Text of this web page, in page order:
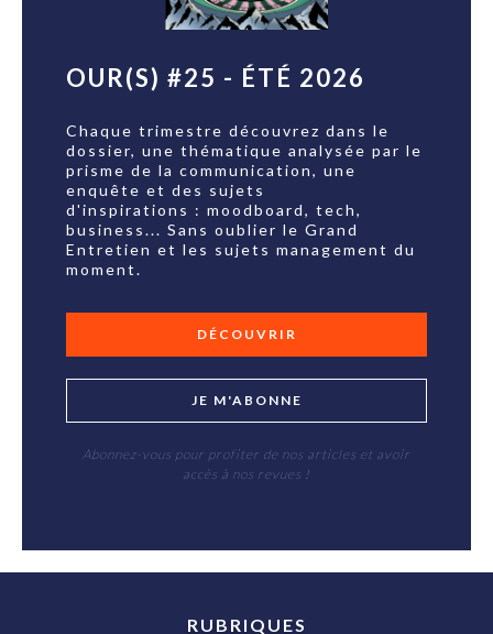
OUR(S) #25 - ÉTÉ 2026
Chaque trimestre découvrez dans le
dossier, une thématique analysée par le
prisme de la communication, une
enquête et des sujets
d'inspirations : moodboard, tech,
business... Sans oublier le Grand
Entretien et les sujets management du
moment.
DÉCOUVRIR
JE M'ABONNE
Abonnez-vous pour profiter de nos articles et avoir
accès à nos revues !
RUBRIQUES